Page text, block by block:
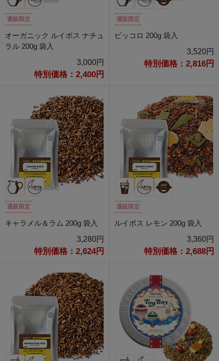
通販限定
オーガニック ルイボス ナチュ
ラル 200g 袋入
3,000円
特別価格：2,400円
通販限定
ピッコロ 200g 袋入
3,520円
特別価格：2,816円
通販限定
キャラメル＆ラム 200g 袋入
3,280円
特別価格：2,624円
通販限定
ルイボス レモン 200g 袋入
3,360円
特別価格：2,688円